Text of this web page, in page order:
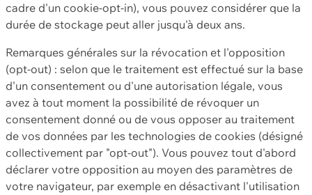
cadre d'un cookie-opt-in), vous pouvez considérer que la
durée de stockage peut aller jusqu'à deux ans.
Remarques générales sur la révocation et l'opposition
(opt-out) : selon que le traitement est effectué sur la base
d'un consentement ou d'une autorisation légale, vous
avez à tout moment la possibilité de révoquer un
consentement donné ou de vous opposer au traitement
de vos données par les technologies de cookies (désigné
collectivement par "opt-out"). Vous pouvez tout d'abord
déclarer votre opposition au moyen des paramètres de
votre navigateur, par exemple en désactivant l'utilisation